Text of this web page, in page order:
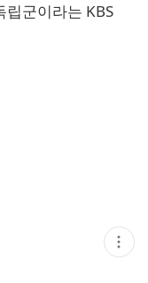
립군이라는 KBS
현
재